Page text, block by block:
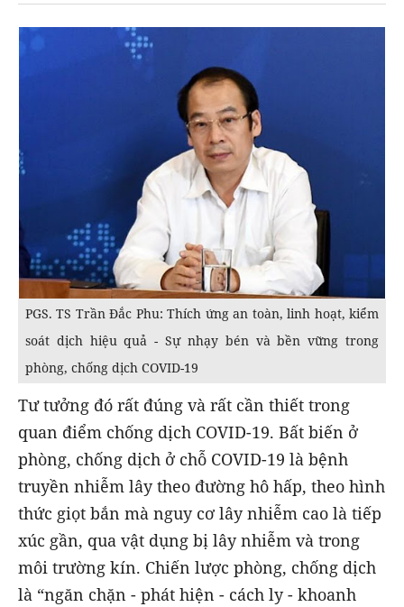
PGS. TS Trần Đắc Phu: Thích ứng an toàn, linh hoạt, kiểm
soát dịch hiệu quả - Sự nhạy bén và bền vững trong
phòng, chống dịch COVID-19
Tư tưởng đó rất đúng và rất cần thiết trong
quan điểm chống dịch COVID-19. Bất biến ở
phòng, chống dịch ở chỗ COVID-19 là bệnh
truyền nhiễm lây theo đường hô hấp, theo hình
thức giọt bắn mà nguy cơ lây nhiễm cao là tiếp
xúc gần, qua vật dụng bị lây nhiễm và trong
môi trường kín. Chiến lược phòng, chống dịch
là “ngăn chặn - phát hiện - cách ly - khoanh